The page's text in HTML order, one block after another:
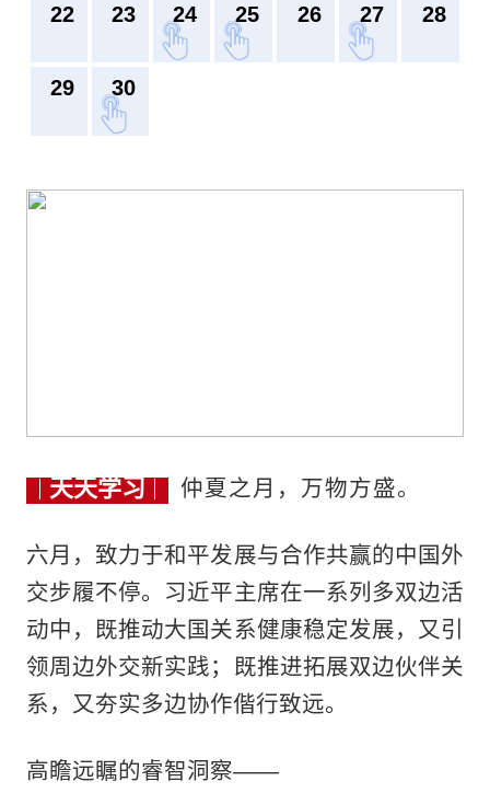
22 23 24 25 26 27 28
29 30
天天学习 仲夏之月，万物方盛。
六月，致力于和平发展与合作共赢的中国外
交步履不停。习近平主席在一系列多双边活
动中，既推动大国关系健康稳定发展，又引
领周边外交新实践；既推进拓展双边伙伴关
系，又夯实多边协作偕行致远。
高瞻远瞩的睿智洞察——